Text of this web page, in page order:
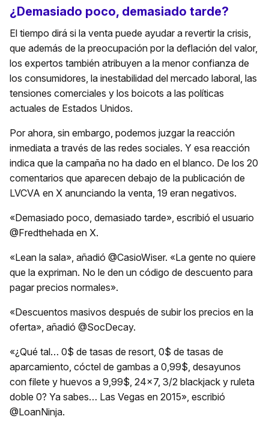
¿Demasiado poco, demasiado tarde?
El tiempo dirá si la venta puede ayudar a revertir la crisis,
que además de la preocupación por la deflación del valor,
los expertos también atribuyen a la menor confianza de
los consumidores, la inestabilidad del mercado laboral, las
tensiones comerciales y los boicots a las políticas
actuales de Estados Unidos.
Por ahora, sin embargo, podemos juzgar la reacción
inmediata a través de las redes sociales. Y esa reacción
indica que la campaña no ha dado en el blanco. De los 20
comentarios que aparecen debajo de la publicación de
LVCVA en X anunciando la venta, 19 eran negativos.
«Demasiado poco, demasiado tarde», escribió el usuario
@Fredthehada en X.
«Lean la sala», añadió @CasioWiser. «La gente no quiere
que la expriman. No le den un código de descuento para
pagar precios normales».
«Descuentos masivos después de subir los precios en la
oferta», añadió @SocDecay.
«¿Qué tal… 0$ de tasas de resort, 0$ de tasas de
aparcamiento, cóctel de gambas a 0,99$, desayunos
con filete y huevos a 9,99$, 24×7, 3/2 blackjack y ruleta
doble 0? Ya sabes… Las Vegas en 2015», escribió
@LoanNinja.